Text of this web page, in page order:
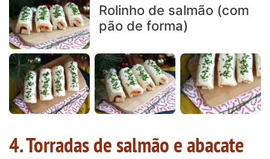
Rolinho de salmão (com
pão de forma)
4. Torradas de salmão e abacate